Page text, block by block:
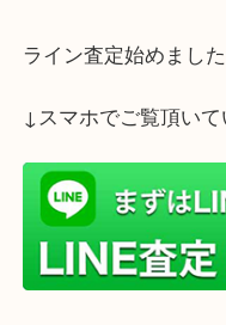
門店大吉 デュオこ
ライン査定始めま
↓スマホでご覧頂い